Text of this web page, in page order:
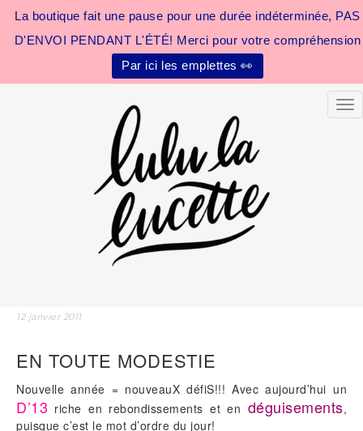
La boutique fait une pause pour une durée indéterminée, PAS
D'ENVOI PENDANT L'ÉTÉ! Merci pour votre compréhension
Par ici les emplettes 👀
12 janvier 2011
EN TOUTE MODESTIE
Nouvelle année = nouveauX défiS!!! Avec aujourd’hui un
D’13 riche en rebondissements et en déguisements,
puisque c’est le mot d’ordre du jour!